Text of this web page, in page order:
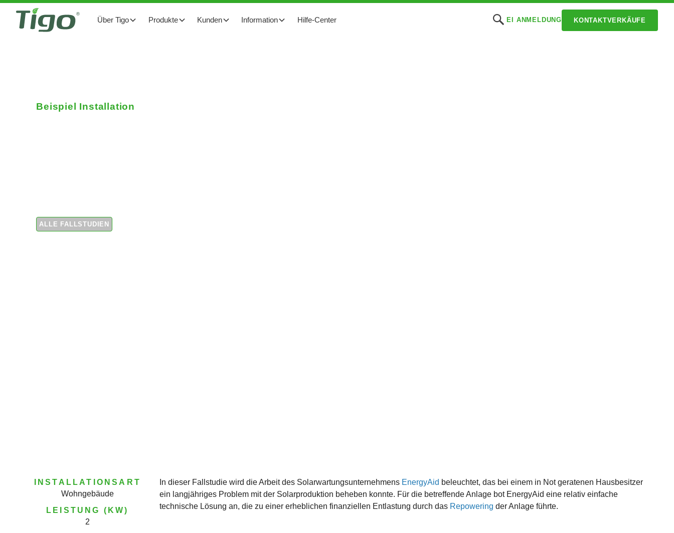
Über Tigo Produkte Kunden Information Hilfe-Center EI ANMELDUNG KONTAKTVERKÄUFE
Beispiel Installation
ALLE FALLSTUDIEN
INSTALLATIONSART
Wohngebäude
LEISTUNG (KW)
2
In dieser Fallstudie wird die Arbeit des Solarwartungsunternehmens EnergyAid beleuchtet, das bei einem in Not geratenen Hausbesitzer
ein langjähriges Problem mit der Solarproduktion beheben konnte. Für die betreffende Anlage bot EnergyAid eine relativ einfache
technische Lösung an, die zu einer erheblichen finanziellen Entlastung durch das Repowering der Anlage führte.